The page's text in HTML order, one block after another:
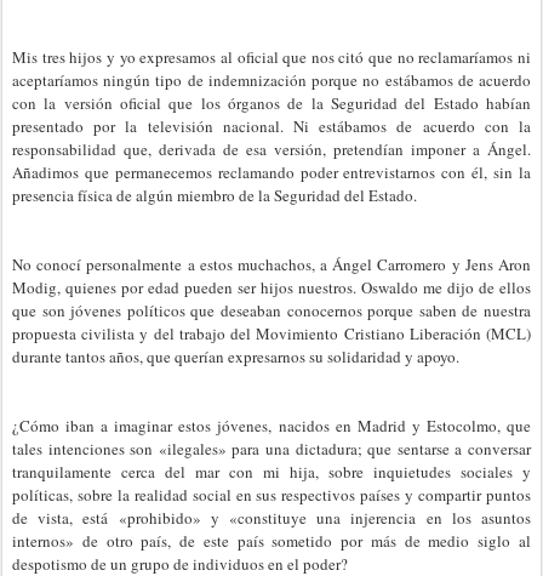
Mis tres hijos y yo expresamos al oficial que nos citó que no reclamaríamos ni
aceptaríamos ningún tipo de indemnización porque no estábamos de acuerdo
con la versión oficial que los órganos de la Seguridad del Estado habían
presentado por la televisión nacional. Ni estábamos de acuerdo con la
responsabilidad que, derivada de esa versión, pretendían imponer a Ángel.
Añadimos que permanecemos reclamando poder entrevistarnos con él, sin la
presencia física de algún miembro de la Seguridad del Estado.
No conocí personalmente a estos muchachos, a Ángel Carromero y Jens Aron
Modig, quienes por edad pueden ser hijos nuestros. Oswaldo me dijo de ellos
que son jóvenes políticos que deseaban conocernos porque saben de nuestra
propuesta civilista y del trabajo del Movimiento Cristiano Liberación (MCL)
durante tantos años, que querían expresarnos su solidaridad y apoyo.
¿Cómo iban a imaginar estos jóvenes, nacidos en Madrid y Estocolmo, que
tales intenciones son «ilegales» para una dictadura; que sentarse a conversar
tranquilamente cerca del mar con mi hija, sobre inquietudes sociales y
políticas, sobre la realidad social en sus respectivos países y compartir puntos
de vista, está «prohibido» y «constituye una injerencia en los asuntos
internos» de otro país, de este país sometido por más de medio siglo al
despotismo de un grupo de individuos en el poder?